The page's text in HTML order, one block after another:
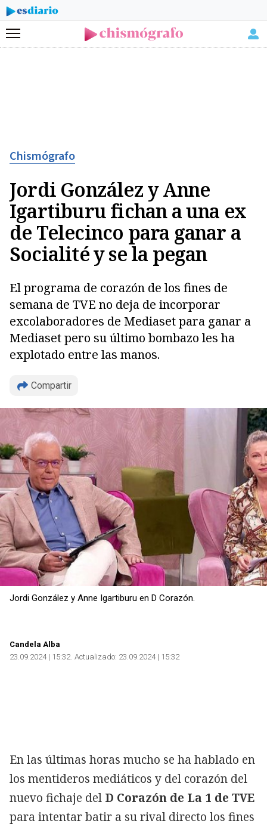
Menú
Chismógrafo
Jordi González y Anne
Igartiburu fichan a una ex
de Telecinco para ganar a
Socialité y se la pegan
El programa de corazón de los fines de
semana de TVE no deja de incorporar
excolaboradores de Mediaset para ganar a
Mediaset pero su último bombazo les ha
explotado entre las manos.
Compartir
Copiar
Jordi González y Anne Igartiburu en D Corazón.
Candela Alba
23.09.2024 | 15:32 Actualizado: 23.09.2024 | 15:32
En las últimas horas mucho se ha hablado en
los mentideros mediáticos y del corazón del
nuevo fichaje del D Corazón de La 1 de TVE
para intentar batir a su rival directo los fines